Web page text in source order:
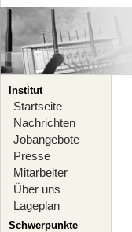
Institut
Startseite
Nachrichten
Jobangebote
Presse
Mitarbeiter
Über uns
Lageplan
Schwerpunkte